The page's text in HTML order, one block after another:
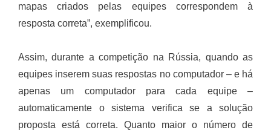
mapas criados pelas equipes correspondem à
resposta correta”, exemplificou.
Assim, durante a competição na Rússia, quando as
equipes inserem suas respostas no computador – e há
apenas um computador para cada equipe –
automaticamente o sistema verifica se a solução
proposta está correta. Quanto maior o número de